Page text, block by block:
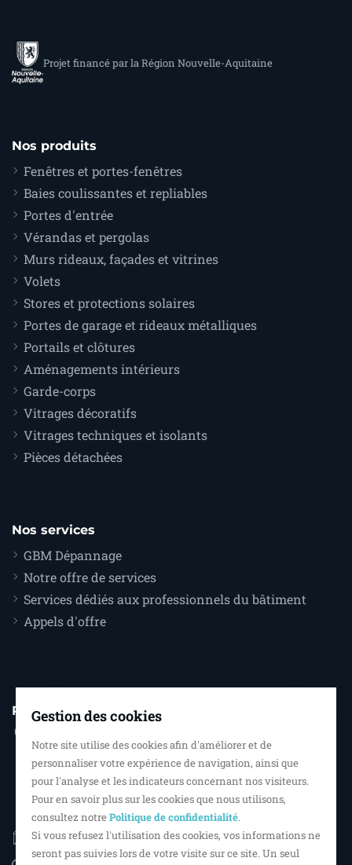
Projet financé par la Région Nouvelle-Aquitaine
Nos produits
Fenêtres et portes-fenêtres
Baies coulissantes et repliables
Portes d'entrée
Vérandas et pergolas
Murs rideaux, façades et vitrines
Volets
Stores et protections solaires
Portes de garage et rideaux métalliques
Portails et clôtures
Aménagements intérieurs
Garde-corps
Vitrages décoratifs
Vitrages techniques et isolants
Pièces détachées
Nos services
GBM Dépannage
Notre offre de services
Services dédiés aux professionnels du bâtiment
Appels d'offre
Pour nous contacter
accueil@miroiteriegbm.com
254 rue Jean Perrin
ZI les Courrières
87170 Isle
Gestion des cookies
Notre site utilise des cookies afin d'améliorer et de
personnaliser votre expérience de navigation, ainsi que
pour l'analyse et les indicateurs concernant nos visiteurs.
Pour en savoir plus sur les cookies que nous utilisons,
consultez notrePolitique de confidentialité.
Si vous refusez l'utilisation des cookies, vos informations ne
seront pas suivies lors de votre visite sur ce site. Un seul